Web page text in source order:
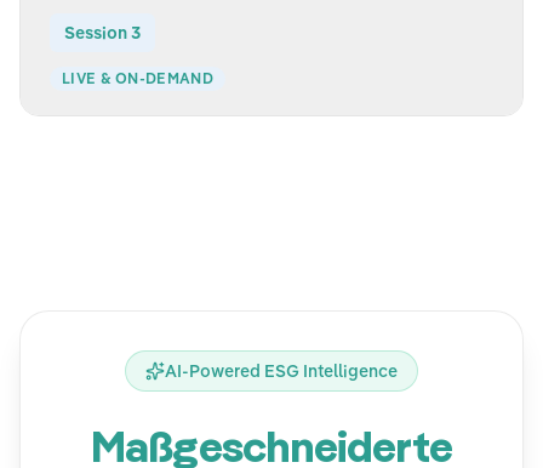
Session 3
LIVE & ON-DEMAND
AI-Powered ESG Intelligence
Maßgeschneiderte